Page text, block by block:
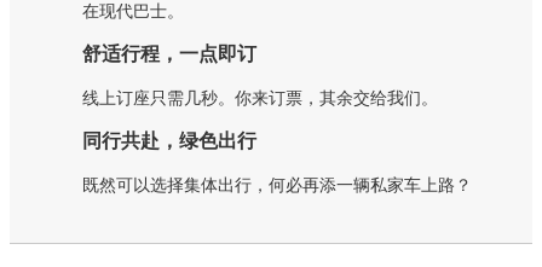
在现代巴士。
舒适行程，一点即订
线上订座只需几秒。你来订票，其余交给我们。
同行共赴，绿色出行
既然可以选择集体出行，何必再添一辆私家车上路？